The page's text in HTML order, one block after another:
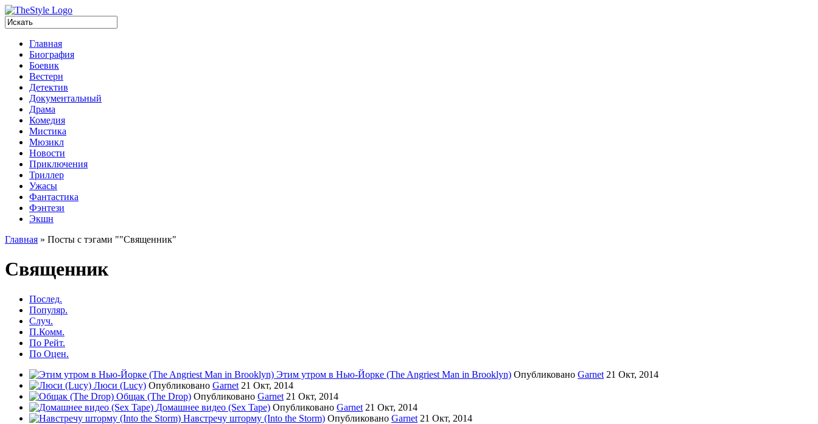
Главная
Биография
Боевик
Вестерн
Детектив
Документальный
Драма
Комедия
Мистика
Мюзикл
Новости
Приключения
Триллер
Ужасы
Фантастика
Фэнтези
Экшн
Главная » Посты с тэгами ""Священник"
Священник
Послед.
Популяр.
Случ.
П.Комм.
По Рейт.
По Оцен.
Этим утром в Нью-Йорке (The Angriest Man in Brooklyn) Опубликовано Garnet 21 Окт, 2014
Люси (Lucy) Опубликовано Garnet 21 Окт, 2014
Общак (The Drop) Опубликовано Garnet 21 Окт, 2014
Домашнее видео (Sex Tape) Опубликовано Garnet 21 Окт, 2014
Навстречу шторму (Into the Storm) Опубликовано Garnet 21 Окт, 2014